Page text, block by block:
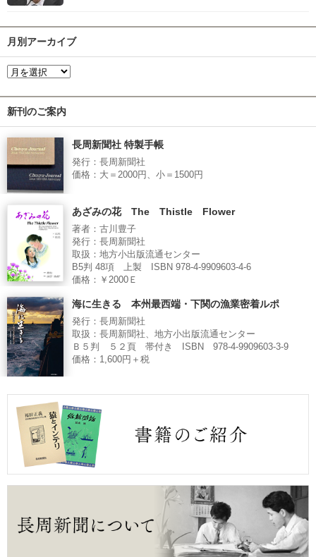
月別アーカイブ
新刊のご案内
長周新聞社 特製手帳
発行：長周新聞社
価格：大＝2000円、小＝1500円
あざみの花 The Thistle Flower
著者：古川豊子
発行：長周新聞社
取扱：地方小出版流通センター
B5判 48項 上製 ISBN 978-4-9909603-4-6
価格：￥2000Ｅ
海に生きる 本州最西端・下関の漁業密着ルポ
発行：長周新聞社
取扱：長周新聞社、地方小出版流通センター
Ｂ５判 ５２頁 帯付き ISBN 978-4-9909603-3-9
価格：1,600円＋税